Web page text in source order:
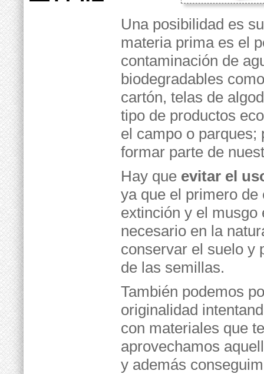
Una posibilidad es
materia prima es el
contaminación de
biodegradables
cartón, telas de
tipo de productos
el campo o parques;
formar parte de
Hay que evitar el
ya que el primero
extinción y el musgo
necesario en la
conservar el suelo y
de las semillas.
También podemos
originalidad
con materiales que
aprovechamos
y además